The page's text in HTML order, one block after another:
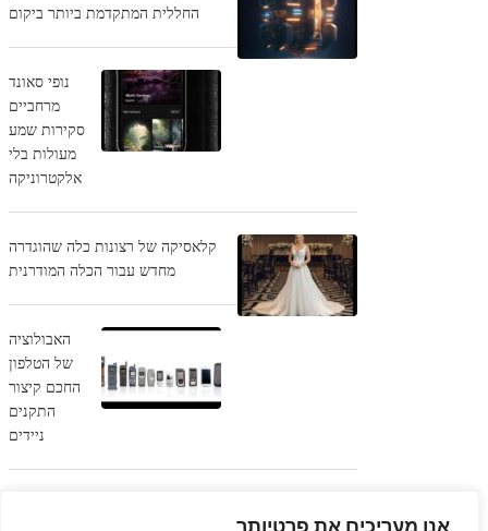
אנו מעריכים את פרטיותך
החללית המתקדמת ביותר ביקום
נופי סאונד
מרחביים
סקירות שמע
מעולות בלי
אלקטרוניקה
קלאסיקה של רצונות כלה שהוגדרה
מחדש עבור הכלה המודרנית
האבולוציה
של הטלפון
החכם קיצור
התקנים
ניידים